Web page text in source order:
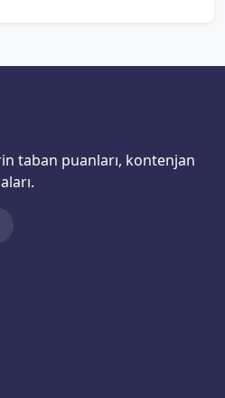
taban puanları, kontenjan